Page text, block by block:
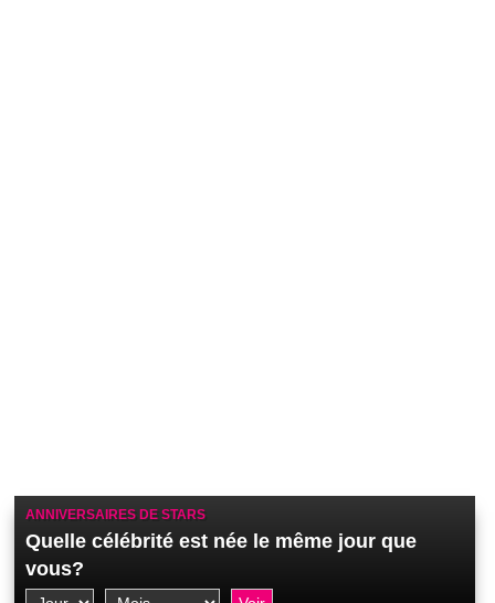
ANNIVERSAIRES DE STARS
Quelle célébrité est née le même jour que
vous?